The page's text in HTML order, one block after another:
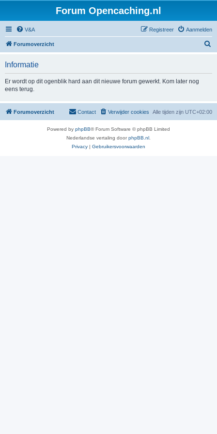
Forum Opencaching.nl
V&A Aanmelden
Registreer
Forumoverzicht
Informatie
Er wordt op dit ogenblik hard aan dit nieuwe forum gewerkt. Kom later nog
eens terug.
Forumoverzicht Alle tijden zijn UTC+02:00
Verwijder cookies
Contact
Powered by phpBB® Forum Software © phpBB Limited
Nederlandse vertaling doorphpBB.nl
Privacy | Gebruikersvoorwaarden